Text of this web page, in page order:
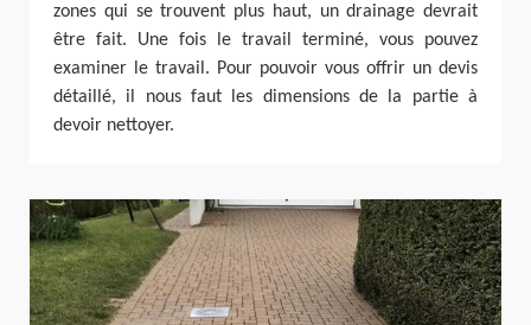
zones qui se trouvent plus haut, un drainage devrait
être fait. Une fois le travail terminé, vous pouvez
examiner le travail. Pour pouvoir vous offrir un devis
détaillé, il nous faut les dimensions de la partie à
devoir nettoyer.